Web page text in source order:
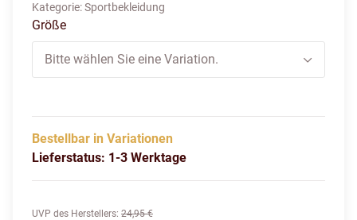
Kategorie:Sportbekleidung
Größe
Bitte wählen Sie eine Variation.
Bestellbar in Variationen
Lieferstatus: 1-3 Werktage
UVP des Herstellers: 24,95 €